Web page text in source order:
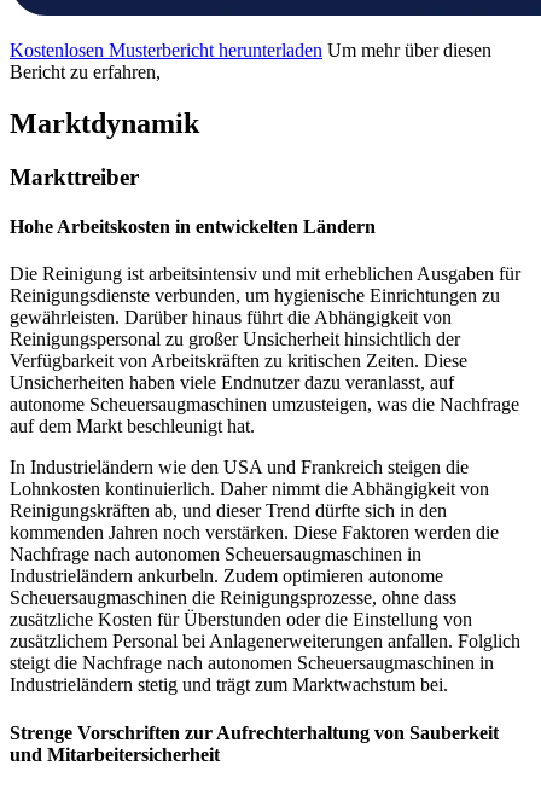
Kostenlosen Musterbericht herunterladen Um mehr über diesen
Bericht zu erfahren,
Marktdynamik
Markttreiber
Hohe Arbeitskosten in entwickelten Ländern
Die Reinigung ist arbeitsintensiv und mit erheblichen Ausgaben für
Reinigungsdienste verbunden, um hygienische Einrichtungen zu
gewährleisten. Darüber hinaus führt die Abhängigkeit von
Reinigungspersonal zu großer Unsicherheit hinsichtlich der
Verfügbarkeit von Arbeitskräften zu kritischen Zeiten. Diese
Unsicherheiten haben viele Endnutzer dazu veranlasst, auf
autonome Scheuersaugmaschinen umzusteigen, was die Nachfrage
auf dem Markt beschleunigt hat.
In Industrieländern wie den USA und Frankreich steigen die
Lohnkosten kontinuierlich. Daher nimmt die Abhängigkeit von
Reinigungskräften ab, und dieser Trend dürfte sich in den
kommenden Jahren noch verstärken. Diese Faktoren werden die
Nachfrage nach autonomen Scheuersaugmaschinen in
Industrieländern ankurbeln. Zudem optimieren autonome
Scheuersaugmaschinen die Reinigungsprozesse, ohne dass
zusätzliche Kosten für Überstunden oder die Einstellung von
zusätzlichem Personal bei Anlagenerweiterungen anfallen. Folglich
steigt die Nachfrage nach autonomen Scheuersaugmaschinen in
Industrieländern stetig und trägt zum Marktwachstum bei.
Strenge Vorschriften zur Aufrechterhaltung von Sauberkeit
und Mitarbeitersicherheit